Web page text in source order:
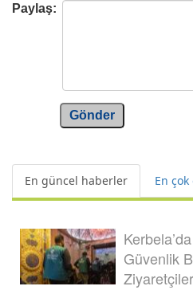
Paylaş:
Gönder
En güncel haberler En
Güvenlik